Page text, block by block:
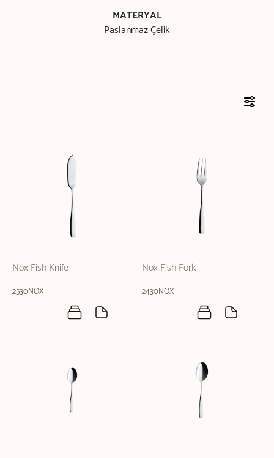
MATERYAL
Paslanmaz Çelik
Nox Fish Knife
2530NOX
Nox Fish Fork
2430NOX